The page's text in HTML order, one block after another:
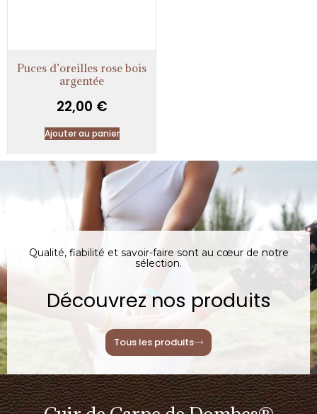
Puces d’oreilles rose bois
argentée
22,00 €
Ajouter au panier
Qualité, fiabilité et savoir-faire sont au cœur de notre
sélection.
Découvrez nos produits
Tous les produits